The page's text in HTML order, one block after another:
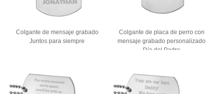
Colgante de mensaje grabado
Juntos para siempre
Colgante de placa de perro con
mensaje grabado personalizado
Día del Padre